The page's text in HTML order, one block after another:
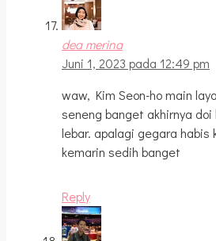
dea merina
Juni 1, 2023 pada 12:49 pm
waw, Kim Seon-ho main
seneng banget akhirnya
lebar. apalagi gegara habis
kemarin sedih banget
Reply